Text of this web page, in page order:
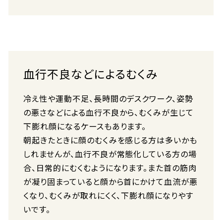
血行不良などによるむくみ
冷え性や運動不足、長時間のデスクワーク、姿勢
の悪さなどによる血行不良から、むくみが生じて
下膨れ顔になるケースもあります。
朝起きたときに顔のむくみを感じる方は多いかも
しれませんが、血行不良が常態化している方の場
合、日常的にむくむようになります。また首の筋肉
が凝り固まっていると顔から首にかけて血流が悪
くなり、むくみが取れにくく、下膨れ顔になりやす
いです。